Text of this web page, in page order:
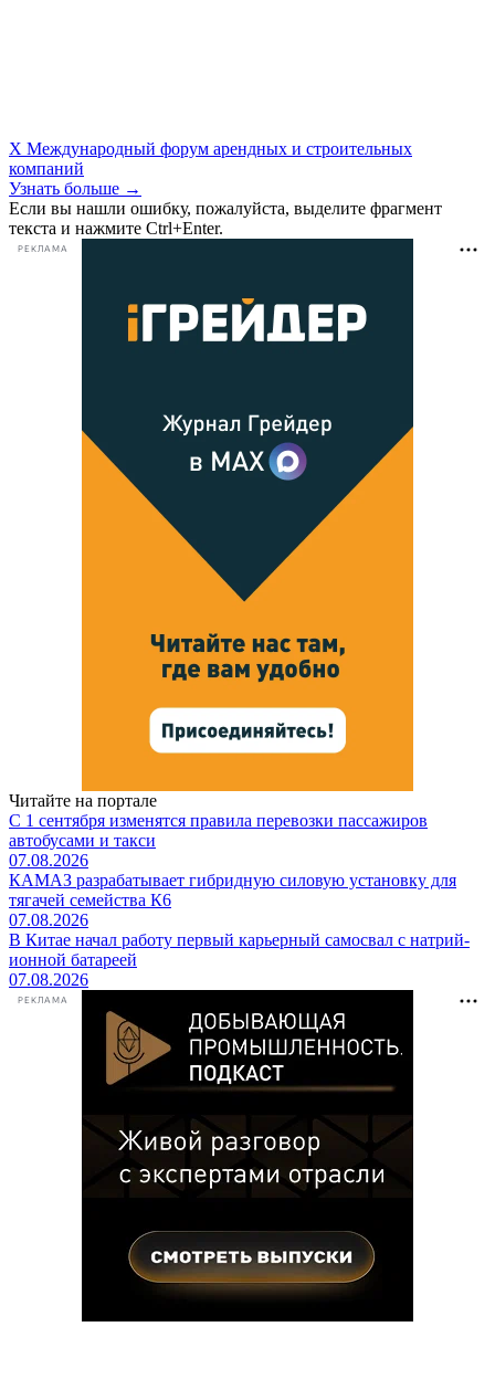
X Международный форум арендных и строительных
компаний
Узнать больше →
Если вы нашли ошибку, пожалуйста, выделите фрагмент
текста и нажмите Ctrl+Enter.
РЕКЛАМА
Читайте на портале
С 1 сентября изменятся правила перевозки пассажиров
автобусами и такси
07.08.2026
КАМАЗ разрабатывает гибридную силовую установку для
тягачей семейства К6
07.08.2026
В Китае начал работу первый карьерный самосвал с натрий-
ионной батареей
07.08.2026
РЕКЛАМА